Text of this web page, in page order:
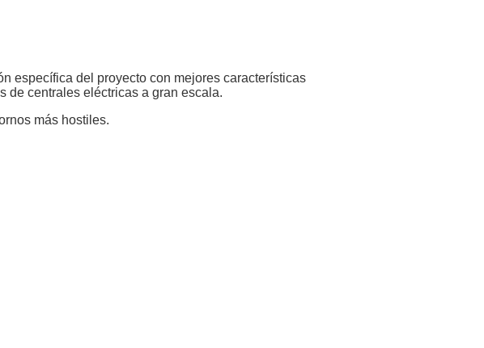
específica del proyecto con mejores características
de centrales eléctricas a gran escala.
más hostiles.